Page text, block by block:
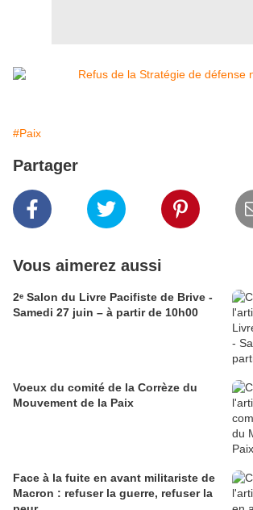
#Paix
Partager
Vous aimerez aussi
2ᵉ Salon du Livre Pacifiste de Brive -
Samedi 27 juin – à partir de 10h00
Voeux du comité de la Corrèze du
Mouvement de la Paix
Face à la fuite en avant militariste de
Macron : refuser la guerre, refuser la